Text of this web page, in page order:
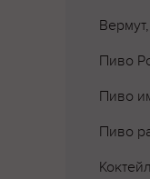
Пиво
Пиво
Пиво